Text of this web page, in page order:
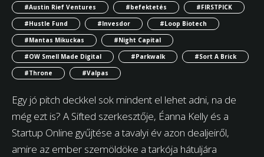
#Austin Rief Ventures #befektetés
#FIRSTPICK
#Hustle Fund
#Invesdor
#Loop Biotech
#Mantas Mikuckas
#Night Capital
#OW Smell Made Digital
#Parkwalk
#Sort A Brick
#Throne
#Valpas
Egy jó pitch deckkel sok mindent el lehet adni, na de
még ezt is? A Sifted szerkesztője, Éanna Kelly és a
Startup Online gyűjtése a tavalyi év azon dealjeiről,
amire az ember szemöldöke a tarkója hátuljára